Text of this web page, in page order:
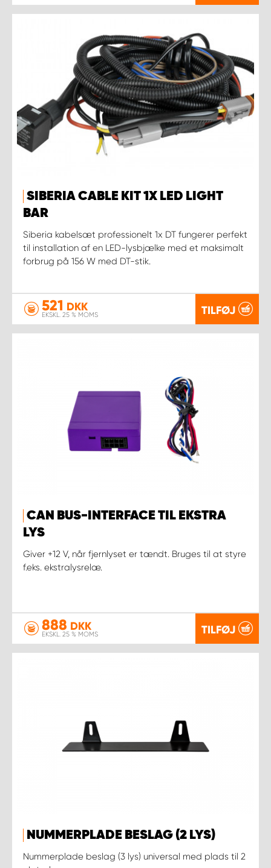
SIBERIA CABLE KIT 1X LED LIGHT
BAR
Siberia kabelsæt professionelt 1x DT fungerer perfekt
til installation af en LED-lysbjælke med et maksimalt
forbrug på 156 W med DT-stik.
521 DKK
EKSKL. 25 % MOMS TILFØJ
CAN BUS-INTERFACE TIL EKSTRA
LYS
Giver +12 V, når fjernlyset er tændt. Bruges til at styre
f.eks. ekstralysrelæ.
888 DKK
EKSKL. 25 % MOMS TILFØJ
NUMMERPLADE BESLAG (2 LYS)
Nummerplade beslag (3 lys) universal med plads til 2